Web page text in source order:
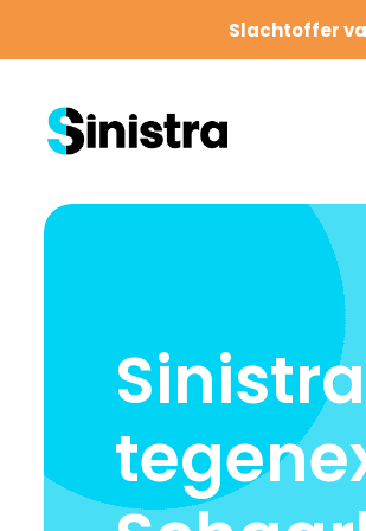
Slachtoffer